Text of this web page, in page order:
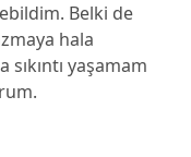
Belki de
hala
yaşamam